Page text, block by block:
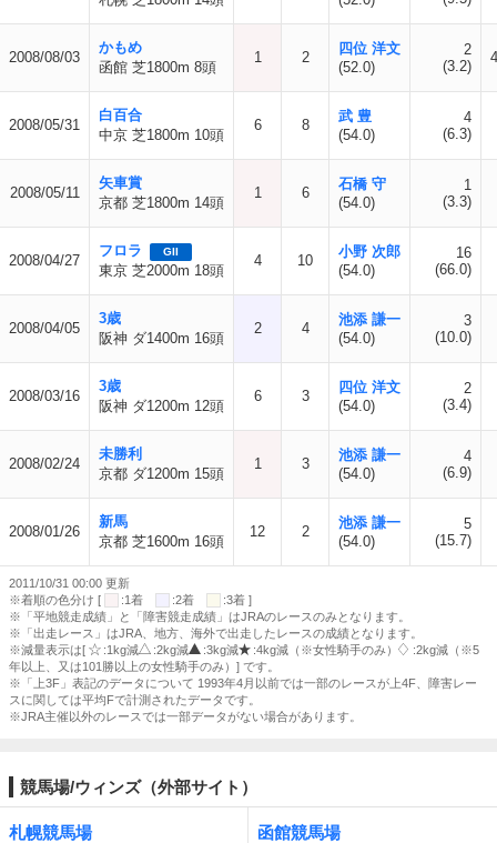
2008/08/03
かもめ
函館 芝1800m 8頭
1 2
四位 洋文
(52.0)
2
(3.2)
2008/05/31
白百合
中京 芝1800m 10頭
6 8
武 豊
(54.0)
4
(6.3)
2008/05/11
矢車賞
京都 芝1800m 14頭
1 6
石橋 守
(54.0)
1
(3.3)
2008/04/27
フロラ GII
東京 芝2000m 18頭
4 10
小野 次郎
(54.0)
16
(66.0)
2008/04/05
3歳
阪神 ダ1400m 16頭
2 4
池添 謙一
(54.0)
3
(10.0)
2008/03/16
3歳
阪神 ダ1200m 12頭
6 3
四位 洋文
(54.0)
2
(3.4)
2008/02/24
未勝利
京都 ダ1200m 15頭
1 3
池添 謙一
(54.0)
4
(6.9)
2008/01/26
新馬
京都 芝1600m 16頭
12 2
池添 謙一
(54.0)
5
(15.7)
2011/10/31 00:00 更新
※着順の色分け [
:1着 :2着
:3着 ]
※「平地競走成績」と「障害競走成績」はJRAのレースのみとなります。
※「出走レース」はJRA、地方、海外で出走したレースの成績となります。
※減量表示は[
:1kg減 :2kg減 :3kg減 :4kg減（※女性騎手のみ）
:2kg減（※5
年以上、又は101勝以上の女性騎手のみ）] です。
※「上3F」表記のデータについて 1993年4月以前では一部のレースが上4F、障害レー
スに関しては平均Fで計測されたデータです。
※JRA主催以外のレースでは一部データがない場合があります。
競馬場/ウィンズ（外部サイト）
札幌競馬場 函館競馬場